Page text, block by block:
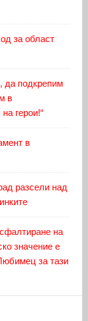
за област
да подкрепим
в
герои!“
в
разсели над
на
значение е
за тази